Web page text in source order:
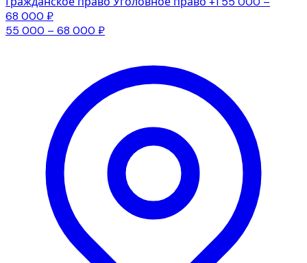
68 000 ₽
55 000 – 68 000 ₽